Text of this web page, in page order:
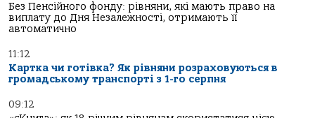
Без Пенсійного фонду: рівняни, які мають право на
виплату до Дня Незалежності, отримають її
автоматично
11:12
Картка чи готівка? Як рівняни розраховуються в
громадському транспорті з 1-го серпня
09:12